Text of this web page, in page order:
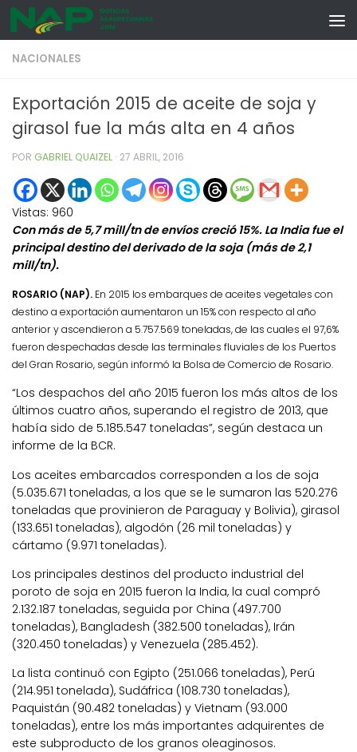
Skip to content
NACIONALES
Exportación 2015 de aceite de soja y
girasol fue la más alta en 4 años
POR GABRIEL QUAIZEL · 27 ABRIL, 2016
Vistas: 960
Con más de 5,7 mill/tn de envíos creció 15%. La India fue el
principal destino del derivado de la soja (más de 2,1
mill/tn).
ROSARIO (NAP). En 2015 los embarques de aceites vegetales con
destino a exportación aumentaron un 15% con respecto al año
anterior y ascendieron a 5.757.569 toneladas, de las cuales el 97,6%
fueron despechadas desde las terminales fluviales de los Puertos
del Gran Rosario, según informó la Bolsa de Comercio de Rosario.
“Los despachos del año 2015 fueron los más altos de los
últimos cuatro años, superando el registro de 2013, que
había sido de 5.185.547 toneladas”, según destaca un
informe de la BCR.
Los aceites embarcados corresponden a los de soja
(5.035.671 toneladas, a los que se le sumaron las 520.276
toneladas que provinieron de Paraguay y Bolivia), girasol
(133.651 toneladas), algodón (26 mil toneladas) y
cártamo (9.971 toneladas).
Los principales destinos del producto industrial del
poroto de soja en 2015 fueron la India, la cual compró
2.132.187 toneladas, seguida por China (497.700
toneladas), Bangladesh (382.500 toneladas), Irán
(320.450 toneladas) y Venezuela (285.452).
La lista continuó con Egipto (251.066 toneladas), Perú
(214.951 tonelada), Sudáfrica (108.730 toneladas),
Paquistán (90.482 toneladas) y Vietnam (93.000
toneladas), entre los más importantes adquirentes de
este subproducto de los granos oleaginosos.